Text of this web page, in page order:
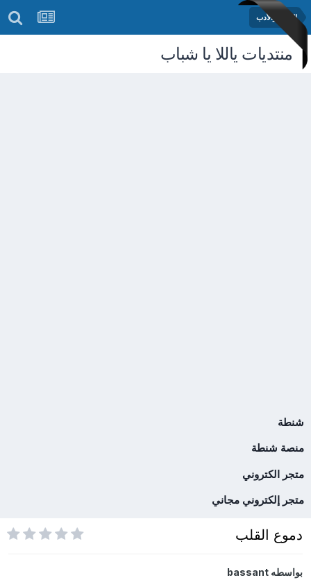
الشعر والأدب
منتديات ياللا يا شباب
شنطة
منصة شنطة
متجر الكتروني
متجر إلكتروني مجاني
دموع القلب
بواسطهbassant